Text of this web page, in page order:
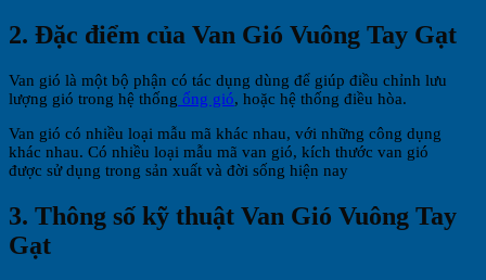
2. Đặc điểm của Van Gió Vuông Tay Gạt
Van gió là một bộ phận có tác dụng dùng để giúp điều chỉnh lưu
lượng gió trong hệ thống ống gió, hoặc hệ thống điều hòa.
Van gió có nhiều loại mẫu mã khác nhau, với những công dụng
khác nhau. Có nhiều loại mẫu mã van gió, kích thước van gió
được sử dụng trong sản xuất và đời sống hiện nay
3. Thông số kỹ thuật Van Gió Vuông Tay
Gạt